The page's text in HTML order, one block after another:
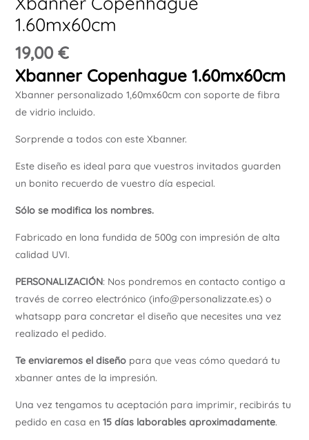
1.60mx60cm
19,00 €
Xbanner Copenhague 1.60mx60cm
Xbanner personalizado 1,60mx60cm con soporte de fibra
de vidrio incluido.
Sorprende a todos con este Xbanner.
Este diseño es ideal para que vuestros invitados guarden
un bonito recuerdo de vuestro día especial.
Sólo se modifica los nombres.
Fabricado en lona fundida de 500g con impresión de alta
calidad UVI.
PERSONALIZACIÓN: Nos pondremos en contacto contigo a
través de correo electrónico (info@personalizzate.es) o
whatsapp para concretar el diseño que necesites una vez
realizado el pedido.
Te enviaremos el diseñopara que veas cómo quedará tu
xbanner antes de la impresión.
Una vez tengamos tu aceptación para imprimir, recibirás tu
pedido en casa en 15 días laborables aproximadamente.